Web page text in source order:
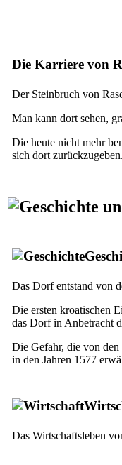
Die Karriere von
Der Steinbruch von
Man kann dort sehen,
Die heute nicht mehr
sich dort zurückzugeben.
Das Dorf entstand von
Die ersten kroatischen
das Dorf in Anbetracht
Die Gefahr, die von
in den Jahren 1577
Das Wirtschaftsleben